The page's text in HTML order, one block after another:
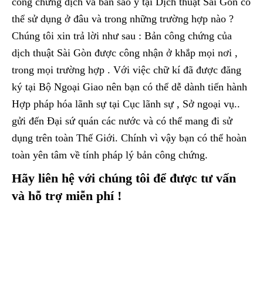
thể sử dụng ở đâu và trong những trường hợp nào ?
Chúng tôi xin trả lời như sau : Bản công chứng của
dịch thuật Sài Gòn được công nhận ở khắp mọi nơi ,
trong mọi trường hợp . Với việc chữ kí đã được đăng
ký tại Bộ Ngoại Giao nên bạn có thể dễ dành tiến hành
Hợp pháp hóa lãnh sự tại Cục lãnh sự , Sở ngoại vụ..
gửi đến Đại sứ quán các nước và có thể mang đi sử
dụng trên toàn Thế Giới. Chính vì vậy bạn có thể hoàn
toàn yên tâm về tính pháp lý bản công chứng.
Hãy liên hệ với chúng tôi để được tư vấn
và hỗ trợ miễn phí !